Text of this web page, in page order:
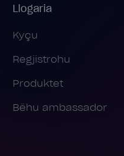
Llogaria
Kyçu
Regjistrohu
Produktet
Bëhu ambassador